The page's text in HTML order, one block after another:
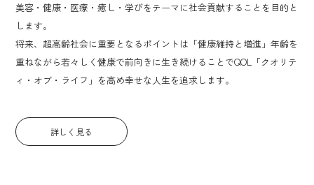
美容・健康・医療・癒し・学びをテーマに社会貢献することを目的と
します。
将来、超高齢社会に重要となるポイントは「健康維持と増進」年齢を
重ねながら若々しく健康で前向きに生き続けることでQOL「クオリテ
ィ・オブ・ライフ」を高め幸せな人生を追求します。
詳しく見る